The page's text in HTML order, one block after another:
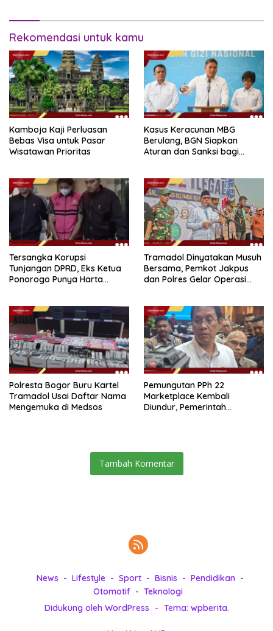
Rekomendasi untuk kamu
Kamboja Kaji Perluasan
Bebas Visa untuk Pasar
Wisatawan Prioritas
Kasus Keracunan MBG
Berulang, BGN Siapkan
Aturan dan Sanksi bagi
Tersangka Korupsi
Tunjangan DPRD, Eks Ketua
Ponorogo Punya Harta
Tramadol Dinyatakan Musuh
Bersama, Pemkot Jakpus
dan Polres Gelar Operasi
Polresta Bogor Buru Kartel
Tramadol Usai Daftar Nama
Mengemuka di Medsos
Pemungutan PPh 22
Marketplace Kembali
Diundur, Pemerintah
Tambah Komentar
News Lifestyle Sport Bisnis
Pendidikan
Otomotif
Teknologi
Didukung oleh WordPress
- Tema: wpberita.